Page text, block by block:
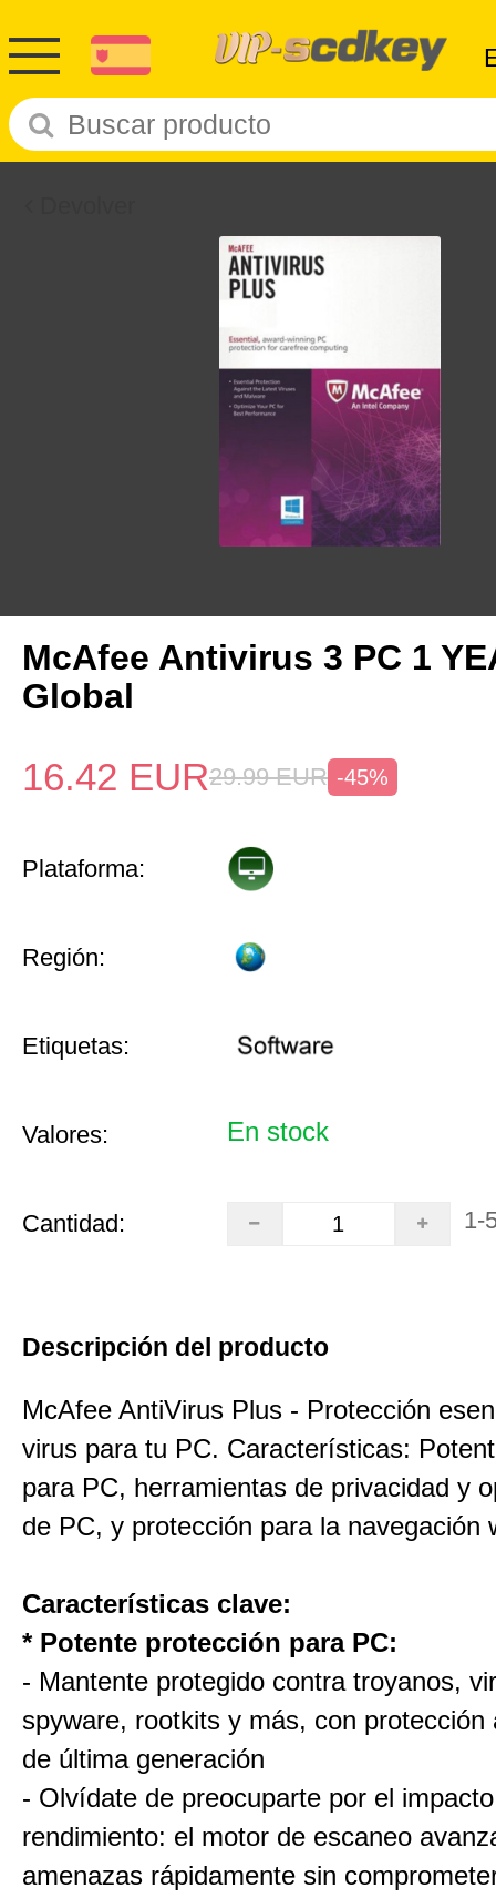
McAfee Antivirus 3 PC 1
Global
16.42 EUR29.99 EUR -45%
Plataforma:
Región:
Etiquetas:
Valores: En stock
Cantidad: 1-
Descripción del producto
McAfee AntiVirus Plus - Protección
virus para tu PC. Características:
para PC, herramientas de privacidad y
de PC, y protección para la navegación
Características clave:
* Potente protección para PC:
- Mantente protegido contra troyanos,
spyware, rootkits y más, con protección
de última generación
- Olvídate de preocuparte por el
rendimiento: el motor de escaneo
amenazas rápidamente sin